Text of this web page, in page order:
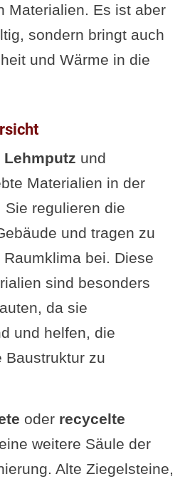
Materialien. Es ist aber
sondern bringt auch
und Wärme in die
Lehmputz und
Materialien in der
regulieren die
und tragen zu
bei. Diese
sind besonders
da sie
und helfen, die
Baustruktur zu
oder recycelte
weitere Säule der
Alte Ziegelsteine,